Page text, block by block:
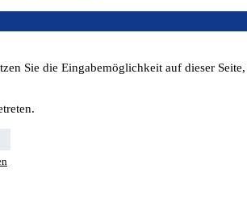
Sie die Eingabemöglichkeit auf dieser